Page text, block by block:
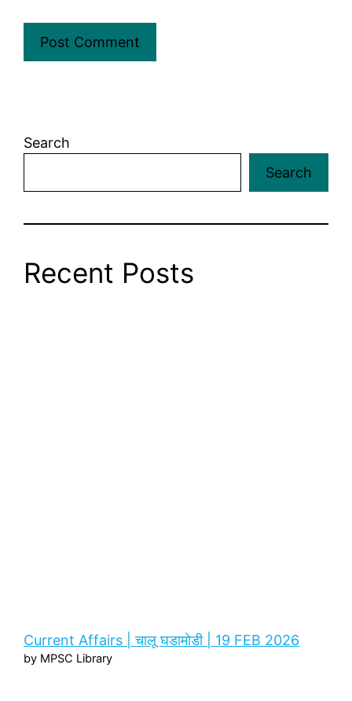
Search
Search
Recent Posts
Current Affairs | चालू घडामोडी | 19 FEB 2026
by MPSC Library